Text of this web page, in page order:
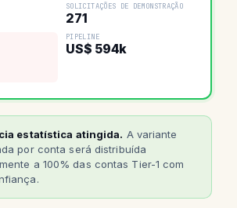
SOLICITAÇÕES DE DEMONSTRAÇÃO
271
PIPELINE
US$ 594k
estatística atingida. A variante
por conta será distribuída
a 100% das contas Tier-1 com